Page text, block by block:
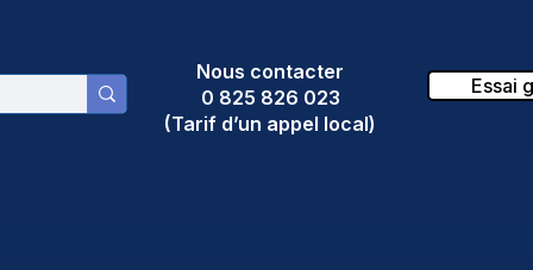
Nous contacter
0 825 826 023
(Tarif d’un appel local)
Essai